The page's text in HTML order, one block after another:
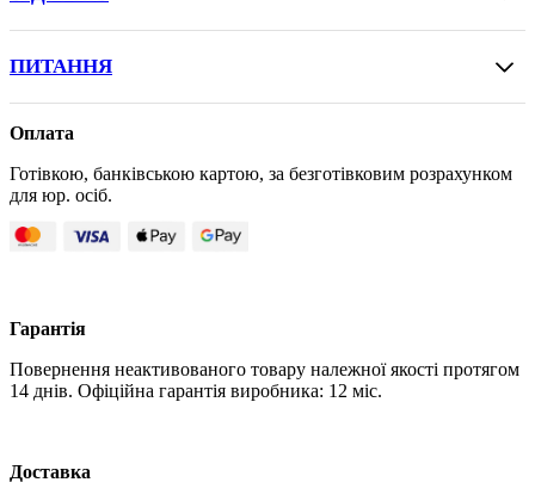
ПИТАННЯ
Оплата
Готівкою, банківською картою, за безготівковим розрахунком
для юр. осіб.
Гарантія
Повернення неактивованого товару належної якості протягом
14 днів. Офіційна гарантія виробника: 12 міс.
Доставка